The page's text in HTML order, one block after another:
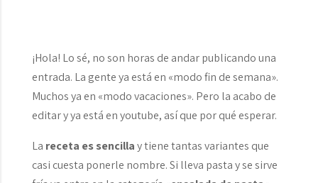
¡Hola! Lo sé, no son horas de andar publicando una
entrada. La gente ya está en «modo fin de semana».
Muchos ya en «modo vacaciones». Pero la acabo de
editar y ya está en youtube, así que por qué esperar.
La receta es sencillay tiene tantas variantes que
casi cuesta ponerle nombre. Si lleva pasta y se sirve